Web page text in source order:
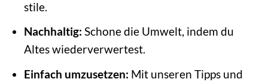
stile.
Nachhaltig: Schone die Umwelt, indem du
Altes wiederverwertest.
Einfach umzusetzen: Mit unseren Tipps und